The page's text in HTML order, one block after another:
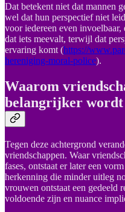
Dat betekent niet dat mannen
wel dat hun perspectief niet
voor iedereen even invoelbaar,
dat iets meevalt, terwijl dat
ervaring komt (https://
hereniging-moral-police).
Waarom
belangrijker wordt
Tegen deze achtergrond
vriendschappen. Waar
fases, ontstaat er later een
herkenning die minder uitleg
vrouwen ontstaat een gedeeld
voldoende zijn en nuance